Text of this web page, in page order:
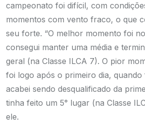
campeonato foi difícil, com
momentos com vento fraco, o que
seu forte. “O melhor momento foi
consegui manter uma média e
geral (na Classe ILCA 7). O pior
foi logo após o primeiro dia,
acabei sendo desqualificado da
tinha feito um 5° lugar (na Classe
ele.